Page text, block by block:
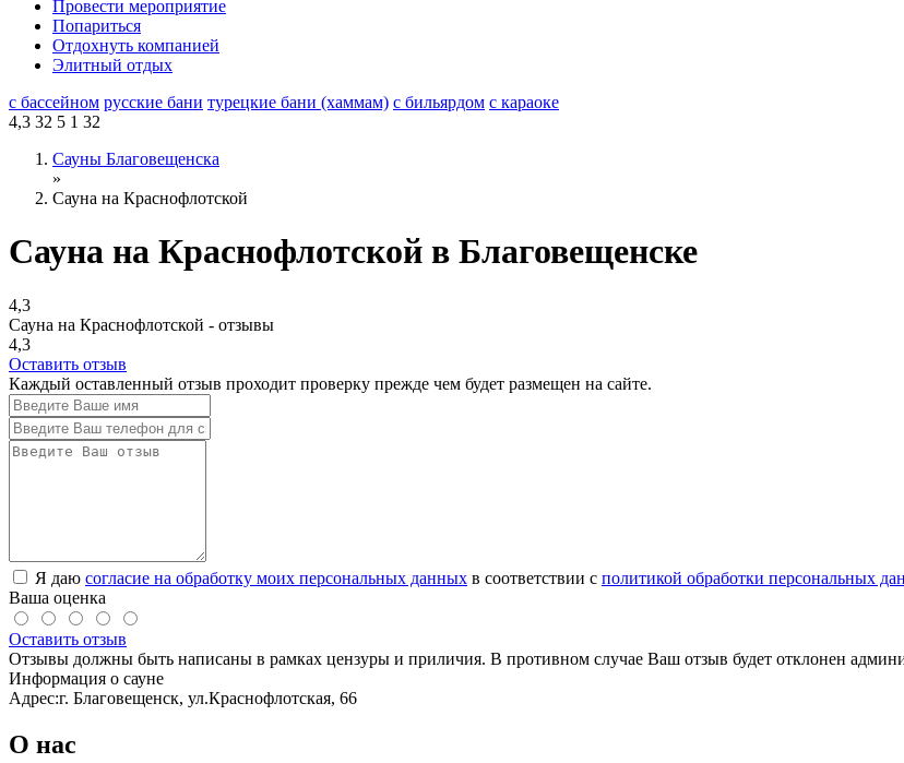
Провести мероприятие
Попариться
Отдохнуть компанией
Элитный отдых
с бассейном русские бани турецкие бани (хаммам) с бильярдом с караоке
4,3 32 5 1 32
Сауны Благовещенска
»
Сауна на Краснофлотской
Сауна на Краснофлотской в Благовещенске
4,3
Сауна на Краснофлотской - отзывы
4,3
Оставить отзыв
Каждый оставленный отзыв проходит проверку прежде чем будет размещен на сайте.
Я даю согласие на обработку моих персональных данных в соответствии с политикой обработки персональных
Ваша оценка
Оставить отзыв
Отзывы должны быть написаны в рамках цензуры и приличия. В противном случае Ваш отзыв будет отклонен
Информация о сауне
Адрес:г. Благовещенск, ул.Краснофлотская, 66
О нас